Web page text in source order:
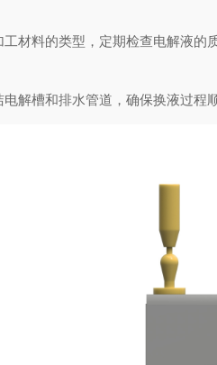
料的类型，定期检查电解液的
槽和排水管道，确保换液过程顺